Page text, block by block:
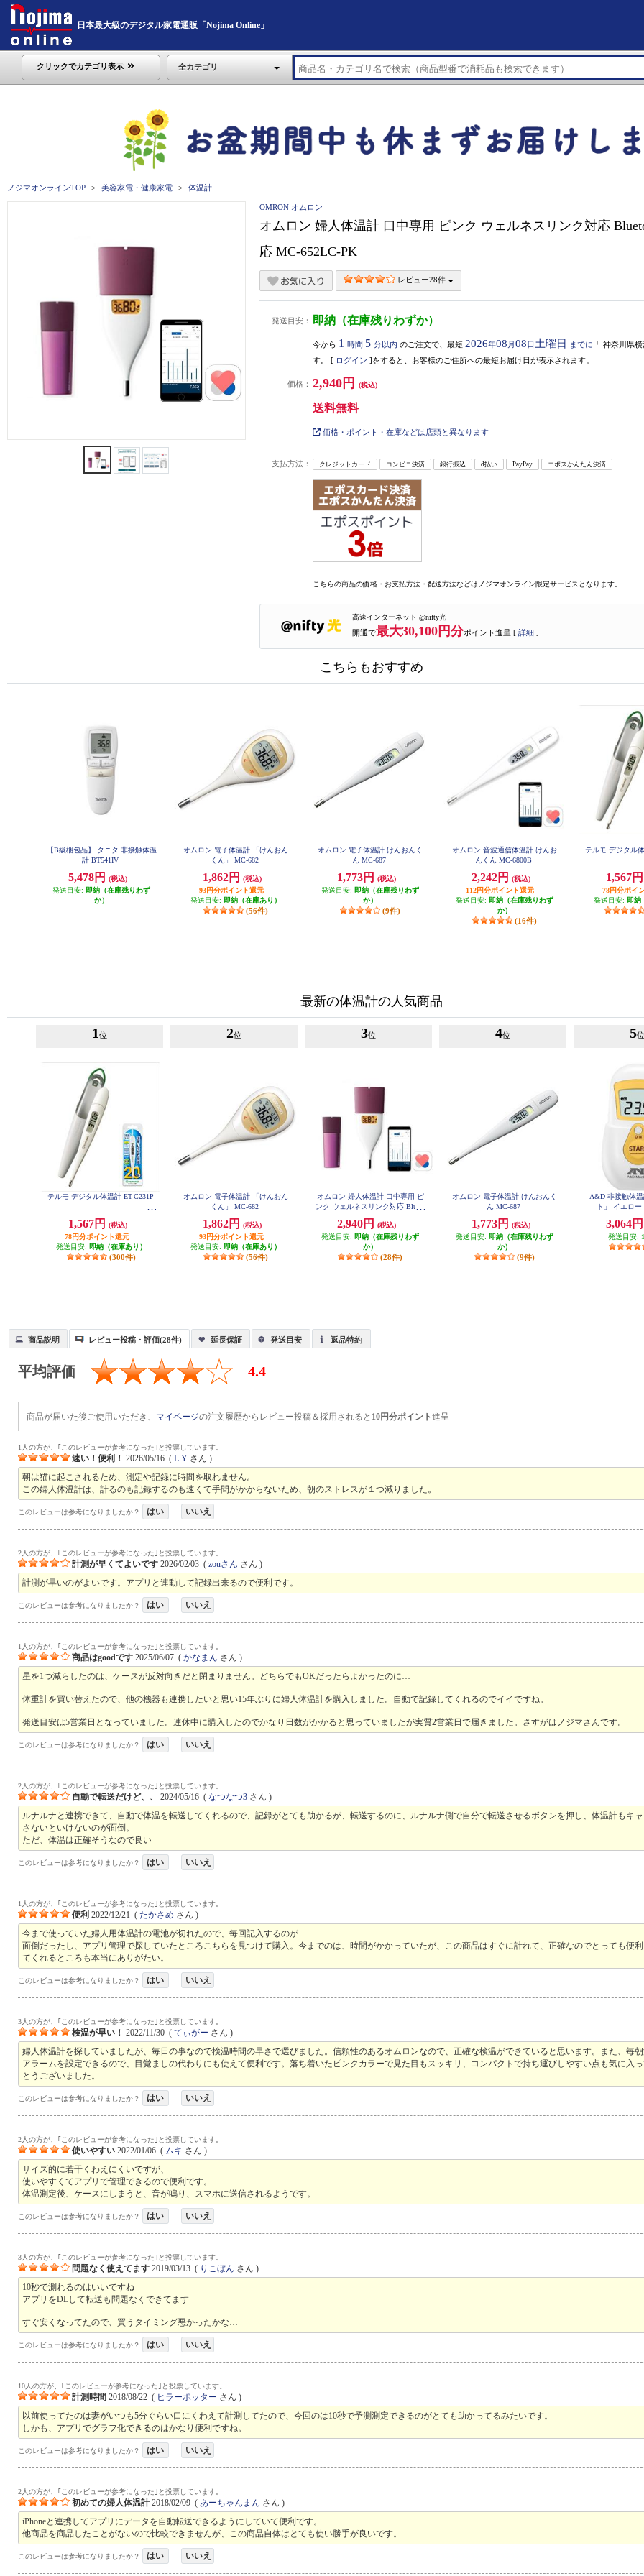
日本最大級のデジタル家電通販「Nojima Online」
クリックでカテゴリ表示 全カテゴリ
ノジマオンラインTOP 美容家電・健康家電 体温計
OMRON オムロン
オムロン 婦人体温計 口中専用 ピンク ウェルネスリンク対応
応 MC-652LC-PK
レビュー28件
発送目安： 即納（在庫残りわずか）
今から 1 時間 5 分以内 のご注文で、最短 2026年08 月08日 土曜日 までに 「 神奈川県横
す。 [ ログイン ]をすると、お客様のご住所への最短お届け日が表示されます。
価格： 2,940円 (税込)
送料無料
価格・ポイント・在庫などは店頭と異なります
支払方法： クレジットカード コンビニ決済 銀行振込 d払い PayPay エポスかんたん決済
こちらの商品の価格・お支払方法・配送方法などはノジマオンライン限定サービスとなります。
高速インターネット @nifty光
開通で最大30,100円分ポイント進呈 [ 詳細 ]
こちらもおすすめ
【B級梱包品】 タニタ 非接触体温
計 BT541IV
5,478円
(税込)
発送目安: 即納（在庫残りわず
か）
オムロン 電子体温計 「けんおん
くん」 MC-682
1,862円
(税込)
93円分ポイント還元
発送目安: 即納（在庫あり）
(56件)
オムロン 電子体温計 けんおんく
ん MC-687
1,773円
(税込)
発送目安: 即納（在庫残りわず
か）
(9件)
オムロン 音波通信体温計 けんお
んくん MC-6800B
2,242円
(税込)
112円分ポイント還元
発送目安: 即納（在庫残りわず
か）
(16件)
テルモ デジタル
1,567円
78円分ポイ
発送目安: 即納
最新の体温計の人気商品
1 位
テルモ デジタル体温計 ET-C231P
1,567円
(税込)
78円分ポイント還元
発送目安: 即納（在庫あり）
(300件)
2位
オムロン 電子体温計 「けんおん
くん」 MC-682
1,862円
(税込)
93円分ポイント還元
発送目安: 即納（在庫あり）
(56件)
3位
オムロン 婦人体温計 口中専用 ピ
ンク ウェルネスリンク対応 Blueto
2,940円
(税込)
発送目安: 即納（在庫残りわず
か）
(28件)
4位
オムロン 電子体温計 けんおんく
ん MC-687
1,773円
(税込)
発送目安: 即納（在庫残りわず
か）
(9件)
5位
A&D 非接触体
ト」 イエロー
3,064円
発送目安:
商品説明 レビュー投稿・評価(28件) 延長保証 発送目安 返品特約
平均評価 4.4
商品が届いた後ご使用いただき、 マイページの注文履歴からレビュー投稿＆採用されると 10円分ポイント進呈
1人の方が、｢このレビューが参考になった｣と投票しています。
速い！便利！ 2026/05/16 (L.Y さん )
朝は猫に起こされるため、測定や記録に時間を取れません。
この婦人体温計は、計るのも記録するのも速くて手間がかからないため、朝のストレスが１つ減りました。
このレビューは参考になりましたか？ はい いいえ
2人の方が、｢このレビューが参考になった｣と投票しています。
計測が早くてよいです 2026/02/03 (zouさん さん )
計測が早いのがよいです。アプリと連動して記録出来るので便利です。
このレビューは参考になりましたか？ はい いいえ
1人の方が、｢このレビューが参考になった｣と投票しています。
商品はgoodです 2025/06/07 (かなまん さん )
星を1つ減らしたのは、ケースが反対向きだと閉まりません。どちらでもOKだったらよかったのに…
体重計を買い替えたので、他の機器も連携したいと思い15年ぶりに婦人体温計を購入しました。自動で記録してくれるのでイイですね。
発送目安は5営業日となっていました。連休中に購入したのでかなり日数がかかると思っていましたが実質2営業日で届きました。さすがはノジマさんです。
このレビューは参考になりましたか？ はい いいえ
2人の方が、｢このレビューが参考になった｣と投票しています。
自動で転送だけど、、 2024/05/16 (なつなつ3 さん )
ルナルナと連携できて、自動で体温を転送してくれるので、記録がとても助かるが、転送するのに、ルナルナ側で自分で転送させるボタンを押し、体温計もキ
さないといけないのが面倒。
ただ、体温は正確そうなので良い
このレビューは参考になりましたか？ はい いいえ
1人の方が、｢このレビューが参考になった｣と投票しています。
便利 2022/12/21 (たかさめ さん )
今まで使っていた婦人用体温計の電池が切れたので、毎回記入するのが
面倒だったし、アプリ管理で探していたところこちらを見つけて購入。今までのは、時間がかかっていたが、この商品はすぐに計れて、正確なのでとっても便
てくれるところも本当にありがたい。
このレビューは参考になりましたか？ はい いいえ
3人の方が、｢このレビューが参考になった｣と投票しています。
検温が早い！ 2022/11/30 (てぃがー さん )
婦人体温計を探していましたが、毎日の事なので検温時間の早さで選びました。信頼性のあるオムロンなので、正確な検温ができていると思います。また、毎
アラームを設定できるので、目覚ましの代わりにも使えて便利です。落ち着いたピンクカラーで見た目もスッキリ、コンパクトで持ち運びしやすい点も気に入
とうございました。
このレビューは参考になりましたか？ はい いいえ
2人の方が、｢このレビューが参考になった｣と投票しています。
使いやすい 2022/01/06 (ムキ さん )
サイズ的に若干くわえにくいですが、
使いやすくてアプリで管理できるので便利です。
体温測定後、ケースにしまうと、音が鳴り、スマホに送信されるようです。
このレビューは参考になりましたか？ はい いいえ
3人の方が、｢このレビューが参考になった｣と投票しています。
問題なく使えてます 2019/03/13 ( りこぼん さん )
10秒で測れるのはいいですね
アプリをDLして転送も問題なくできてます
すぐ安くなってたので、買うタイミング悪かったかな…
このレビューは参考になりましたか？ はい いいえ
10人の方が、｢このレビューが参考になった｣と投票しています。
計測時間 2018/08/22 ( ヒラーポッター さん )
以前使ってたのは妻がいつも5分ぐらい口にくわえて計測してたので、今回のは10秒で予測測定できるのがとても助かってるみたいです。
しかも、アプリでグラフ化できるのはかなり便利ですね。
このレビューは参考になりましたか？ はい いいえ
2人の方が、｢このレビューが参考になった｣と投票しています。
初めての婦人体温計 2018/02/09 (あーちゃんまん さん )
iPhoneと連携してアプリにデータを自動転送できるようにしていて便利です。
他商品を商品したことがないので比較できませんが、この商品自体はとても使い勝手が良いです。
このレビューは参考になりましたか？ はい いいえ